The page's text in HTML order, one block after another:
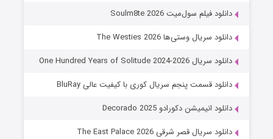
عملیات آپارتمان
قسمت۲ (زیرنویس) منتشر شد
دانلود فیلم سول‌میت Soulm8te 2026
دانلود سریال وستی‌ها The Westies 2026
دانلود سریال One Hundred Years of Solitude 2024-2026
دانلود قسمت پنجم سریال کوری با کیفیت عالی BluRay
دانلود انیمیشن دکورادو Decorado 2025
دانلود سریال قصر شرقی The East Palace 2026